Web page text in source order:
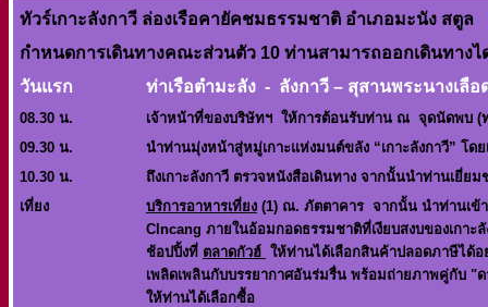
ทัวร์เกาะลังกาวี ล่องเรือคายัคชมธรรมชาติ อำเภอมะนัง สตูล
กำหนดการเดินทางคณะส่วนตัว 10 ท่านสามารถออกเดินทางไ
วันแรก
ท่าเรือตำมะลัง - ลังกาวี – สุสานพระ
08.30 น.
เจ้าหน้าที่ของบริษัทฯ ให้การต้อนรับท่าน ณ จุดนัดพบ (ท่
09.30 น.
นำท่านมุ่งหน้าสู่หมู่เกาะแห่งมนต์ขลัง “เกาะลังกาวี” โด
10.30 น.
ถึงเกาะลังกาวี ตรวจหนังสือเดินทาง จากนั้นนำท่านเยี่ยม
เที่ยง
บริการอาหารเที่ยง (1) ณ. ภัตตาคาร จากนั้น นำท่านเข้
Clncang ภายในอ้อมกอดธรรมชาติที่เงียบสงบของเกาะ
ช้อปปิ้งที่ ตลาดกัวฮ์ ให้ท่านได้เลือกสินค้าปลอดภาษีได้อ
เพลิดเพลินกับบรรยากาศอันร่มรื่น พร้อมถ่ายภาพคู่กับ "ด
ให้ท่านได้เลือกซื้อ